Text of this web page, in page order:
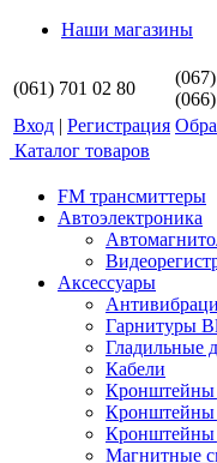
Наши магазины
(061) 701 02 80
Вход | Регистрация
Каталог товаров
FM трансмиттеры
Автоэлектроника
Аксессуары
Гарнитуры
Гладильные
Кабели
Кронштейны
Магнитные